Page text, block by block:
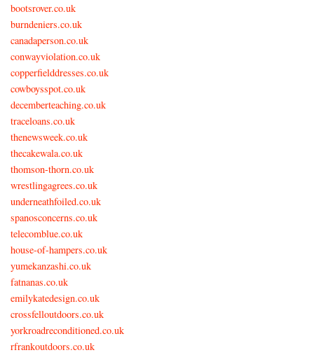
bootsrover.co.uk
burndeniers.co.uk
canadaperson.co.uk
conwayviolation.co.uk
copperfielddresses.co.uk
cowboysspot.co.uk
decemberteaching.co.uk
traceloans.co.uk
thenewsweek.co.uk
thecakewala.co.uk
thomson-thorn.co.uk
wrestlingagrees.co.uk
underneathfoiled.co.uk
spanosconcerns.co.uk
telecomblue.co.uk
house-of-hampers.co.uk
yumekanzashi.co.uk
fatnanas.co.uk
emilykatedesign.co.uk
crossfelloutdoors.co.uk
yorkroadreconditioned.co.uk
rfrankoutdoors.co.uk